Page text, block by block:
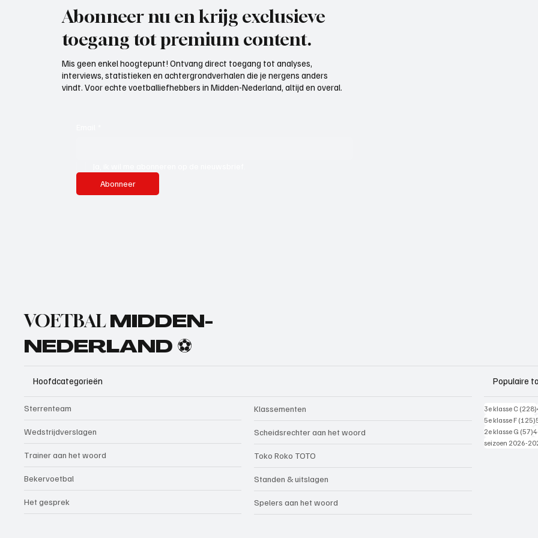
Abonneer nu en krijg exclusieve
toegang tot premium content.
Mis geen enkel hoogtepunt! Ontvang direct toegang tot analyses,
interviews, statistieken en achtergrondverhalen die je nergens anders
vindt. Voor echte voetballiefhebbers in Midden-Nederland, altijd en overal.
Abonneer
VOETBAL MIDDEN-
NEDERLAND ⚽
Hoofdcategorieën
Sterrenteam
Wedstrijdverslagen
Trainer aan het woord
Bekervoetbal
Het gesprek
Klassementen
Scheidsrechter aan het woord
Toko Roko TOTO
Standen & uitslagen
Spelers aan het woord
Populaire
3e klasse C (228)
5e klasse F (125)
2e klasse G (57)
seizoen 2026-